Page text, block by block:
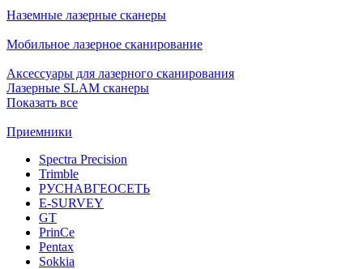
Наземные лазерные сканеры
Мобильное лазерное сканирование
Аксессуары для лазерного сканирования
Лазерные SLAM сканеры
Показать все
Приемники
Spectra Precision
Trimble
РУСНАВГЕОСЕТЬ
E-SURVEY
GT
PrinCe
Pentax
Sokkia